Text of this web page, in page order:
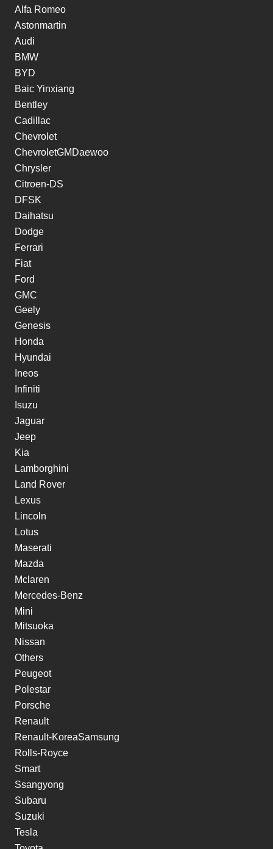
Alfa Romeo
Astonmartin
Audi
BMW
BYD
Baic Yinxiang
Bentley
Cadillac
Chevrolet
ChevroletGMDaewoo
Chrysler
Citroen-DS
DFSK
Daihatsu
Dodge
Ferrari
Fiat
Ford
GMC
Geely
Genesis
Honda
Hyundai
Ineos
Infiniti
Isuzu
Jaguar
Jeep
Kia
Lamborghini
Land Rover
Lexus
Lincoln
Lotus
Maserati
Mazda
Mclaren
Mercedes-Benz
Mini
Mitsuoka
Nissan
Others
Peugeot
Polestar
Porsche
Renault
Renault-KoreaSamsung
Rolls-Royce
Smart
Ssangyong
Subaru
Suzuki
Tesla